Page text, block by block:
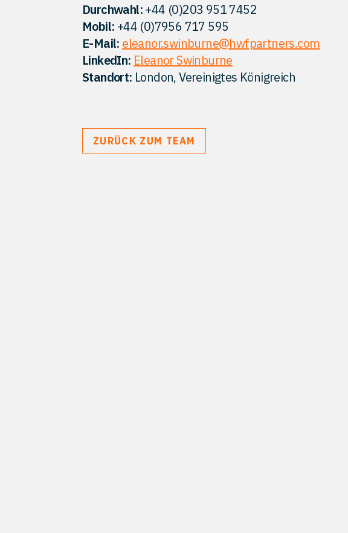
Durchwahl:+44 (0)203 951 7452
Mobil: +44 (0)7956 717 595
E-Mail: eleanor.swinburne@hwfpartners.com
LinkedIn: Eleanor Swinburne
Standort: London, Vereinigtes Königreich
ZURÜCK ZUM TEAM